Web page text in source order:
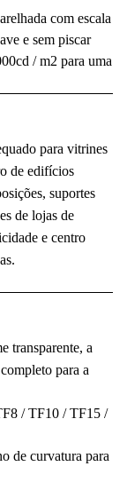
com escala
e sem piscar
/ m2 para uma
para vitrines
de edifícios
suportes
de lojas de
e centro
transparente, a
para a
/ TF10 / TF15 /
de curvatura para